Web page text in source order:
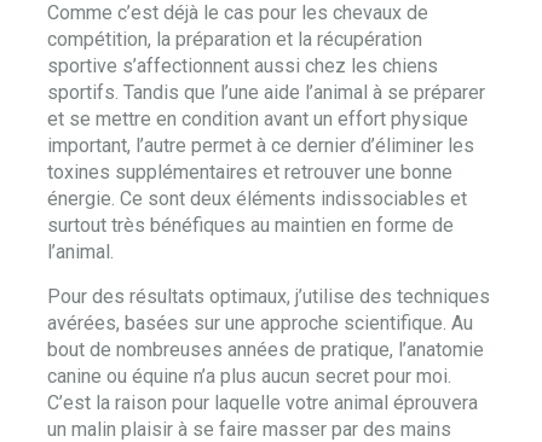
Comme c’est déjà le cas pour les chevaux de
compétition, la préparation et la récupération
sportive s’affectionnent aussi chez les chiens
sportifs. Tandis que l’une aide l’animal à se préparer
et se mettre en condition avant un effort physique
important, l’autre permet à ce dernier d’éliminer les
toxines supplémentaires et retrouver une bonne
énergie. Ce sont deux éléments indissociables et
surtout très bénéfiques au maintien en forme de
l’animal.
Pour des résultats optimaux, j’utilise des techniques
avérées, basées sur une approche scientifique. Au
bout de nombreuses années de pratique, l’anatomie
canine ou équine n’a plus aucun secret pour moi.
C’est la raison pour laquelle votre animal éprouvera
un malin plaisir à se faire masser par des mains